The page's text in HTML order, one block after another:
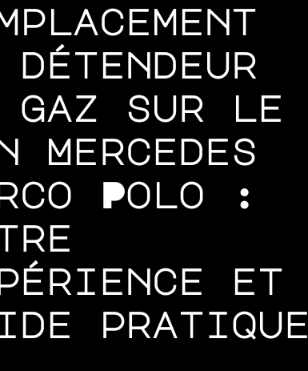
détendeur
gaz sur le
Mercedes
Polo :
et
pratique